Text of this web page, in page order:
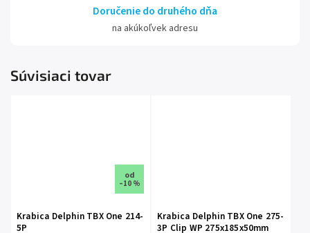
Doručenie do druhého dňa
na akúkoľvek adresu
Súvisiaci tovar
od
–10 %
Krabica Delphin TBX One 214-
5P
Krabica Delphin TBX One 275-
3P Clip WP 275x185x50mm